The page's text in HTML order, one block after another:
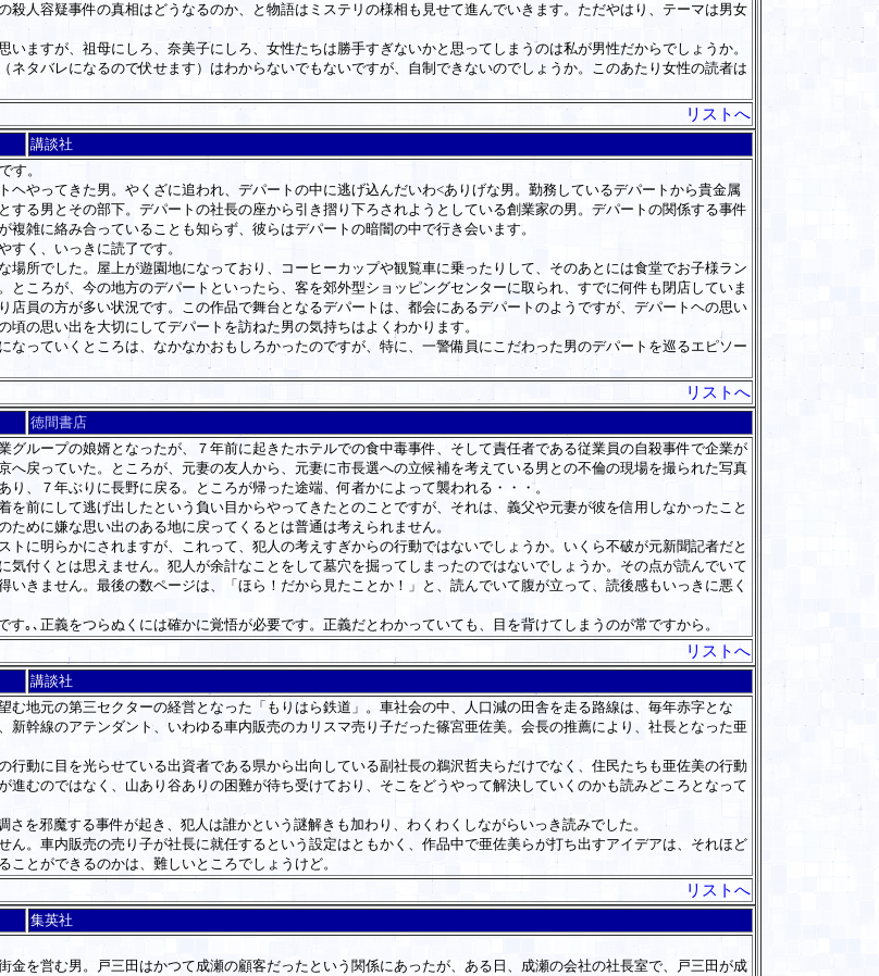
人容疑事件の真相はどうなるのか、と物語はミステリの様相も見せて進んでいきます。ただやはり、テーマは男女
ますが、祖母にしろ、奈美子にしろ、女性たちは勝手すぎないかと思ってしまうのは私が男性だからでしょうか。
タバレになるので伏せます）はわからないでもないですが、自制できないのでしょうか。このあたり女性の読者は
リストへ
講談社
す。
やってきた男。やくざに追われ、デパートの中に逃げ込んだいわ<ありげな男。勤務しているデパートから貴金属
る男とその部下。デパートの社長の座から引き摺り下ろされようとしている創業家の男。デパートの関係する事件
雑に絡み合っていることも知らず、彼らはデパートの暗闇の中で行き会います。
く、いっきに読了です。
所でした。屋上が遊園地になっており、コーヒーカップや観覧車に乗ったりして、そのあとには食堂でお子様ラン
ころが、今の地方のデパートといったら、客を郊外型ショッピングセンターに取られ、すでに何件も閉店していま
員の方が多い状況です。この作品で舞台となるデパートは、都会にあるデパートのようですが、デパートヘの思い
の思い出を大切にしてデパートを訪ねた男の気持ちはよくわかります。
っていくところは、なかなかおもしろかったのですが、特に、一警備員にこだわった男のデパートを巡るエピソー
リストへ
徳間書店
ループの娘婿となったが、７年前に起きたホテルでの食中毒事件、そして責任者である従業員の自殺事件で企業が
戻っていた。ところが、元妻の友人から、元妻に市長選への立候補を考えている男との不倫の現場を撮られた写真
、７年ぶりに長野に戻る。ところが帰った途端、何者かによって襲われる・・・。
前にして逃げ出したという負い目からやってきたとのことですが、それは、義父や元妻が彼を信用しなかったこと
めに嫌な思い出のある地に戻ってくるとは普通は考えられません。
に明らかにされますが、これって、犯人の考えすぎからの行動ではないでしょうか。いくら不破が元新聞記者だと
付くとは思えません。犯人が余計なことをして墓穴を掘ってしまったのではないでしょうか。その点が読んでいて
きません。最後の数ページは、「ほら！だから見たことか！」と、読んでいて腹が立って、読後感もいっきに悪く
｡､正義をつらぬくには確かに覚悟が必要です。正義だとわかっていても、目を背けてしまうのが常ですから。
リストへ
講談社
地元の第三セクターの経営となった「もりはら鉄道」。車社会の中、人口減の田舎を走る路線は、毎年赤字とな
幹線のアテンダント、いわゆる車内販売のカリスマ売り子だった篠宮亜佐美。会長の推薦により、社長となった亜
動に目を光らせている出資者である県から出向している副社長の鵜沢哲夫らだけでなく、住民たちも亜佐美の行動
むのではなく、山あり谷ありの困難が待ち受けており、そこをどうやって解決していくのかも読みどころとなって
を邪魔する事件が起き、犯人は誰かという謎解きも加わり、わくわくしながらいっき読みでした。
。車内販売の売り子が社長に就任するという設定はともかく、作品中で亜佐美らが打ち出すアイデアは、それほど
とができるのかは、難しいところでしょうけど。
リストへ
集英社
を営む男。戸三田はかつて成瀬の顧客だったという関係にあったが、ある日、成瀬の会社の社長室で、戸三田が成